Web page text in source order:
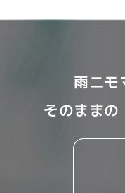
雨ニモ
そのまま